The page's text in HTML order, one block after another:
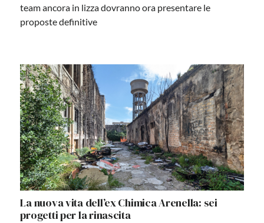
team ancora in lizza dovranno ora presentare le
proposte definitive
La nuova vita dell’ex Chimica Arenella: sei
progetti per la rinascita